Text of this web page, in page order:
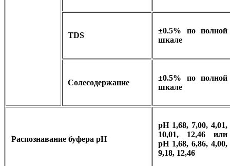
TDS
±0.5% по полной
шкале
Солесодержание
±0.5% по полной
шкале
Распознавание буфера pH
pH 1,68, 7,00, 4,01,
10,01, 12,46 или
pH 1,68, 6,86, 4,00,
9,18, 12,46